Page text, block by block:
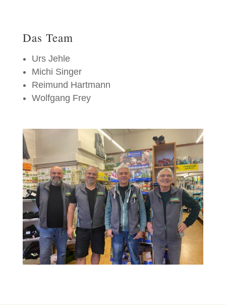
Das Team
Urs Jehle
Michi Singer
Reimund Hartmann
Wolfgang Frey